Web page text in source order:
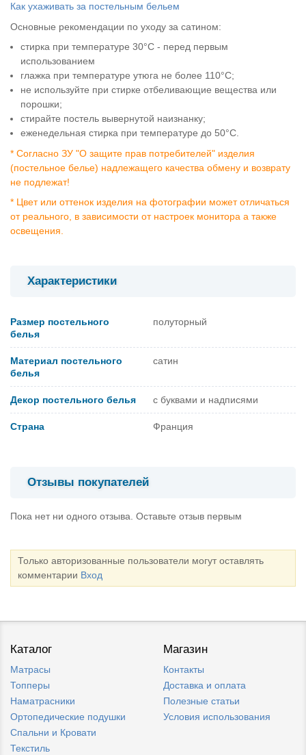
Как ухаживать за постельным бельем
Основные рекомендации по уходу за сатином:
стирка при температуре 30°C - перед первым
использованием
глажка при температуре утюга не более 110°C;
не используйте при стирке отбеливающие вещества или
порошки;
стирайте постель вывернутой наизнанку;
еженедельная стирка при температуре до 50°C.
* Согласно ЗУ "О защите прав потребителей" изделия
(постельное белье) надлежащего качества обмену и возврату
не подлежат!
* Цвет или оттенок изделия на фотографии может отличаться
от реального, в зависимости от настроек монитора а также
освещения.
Характеристики
Размер постельного
белья
полуторный
Материал постельного
белья
сатин
Декор постельного белья с буквами и надписями
Страна Франция
Отзывы покупателей
Пока нет ни одного отзыва. Оставьте отзыв первым
Только авторизованные пользователи могут оставлять
комментарии Вход
Каталог
Матрасы
Топперы
Наматрасники
Ортопедические подушки
Спальни и Кровати
Текстиль
Магазин
Контакты
Доставка и оплата
Полезные статьи
Условия использования